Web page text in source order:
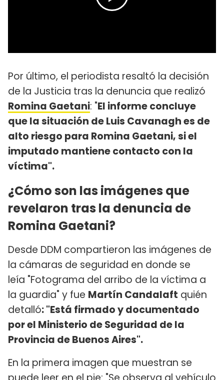
Por último, el periodista resaltó la decisión
de la Justicia tras la denuncia que realizó
Romina Gaetani: "El informe concluye
que la situación de Luis Cavanagh es de
alto riesgo para Romina Gaetani, si el
imputado mantiene contacto con la
víctima".
¿Cómo son las imágenes que
revelaron tras la denuncia de
Romina Gaetani?
Desde DDM compartieron las imágenes de
la cámaras de seguridad en donde se
leía "Fotograma del arribo de la víctima a
la guardia" y fue Martín Candalaft quién
detalló: "Está firmado y documentado
por el Ministerio de Seguridad de la
Provincia de Buenos Aires".
En la primera imagen que muestran se